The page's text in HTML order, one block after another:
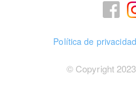
Política de privacidad
© Copyright 2023